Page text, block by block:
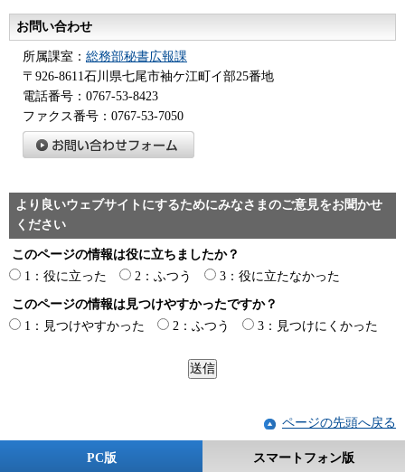
お問い合わせ
所属課室： 総務部秘書広報課
〒926-8611石川県七尾市袖ケ江町イ部25番地
電話番号：0767-53-8423
ファクス番号：0767-53-7050
より良いウェブサイトにするためにみなさまのご意見をお聞かせ
ください
このページの情報は役に立ちましたか？
1：役に立った
2：ふつう 3：役に立たなかった
このページの情報は見つけやすかったですか？
1：見つけやすかった
2：ふつう 3：見つけにくかった
ページの先頭へ戻る
PC版 スマートフォン版